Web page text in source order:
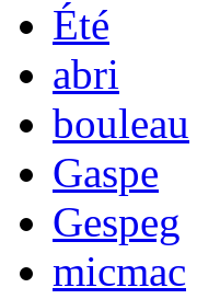
Été
abri
bouleau
Gaspe
Gespeg
micmac